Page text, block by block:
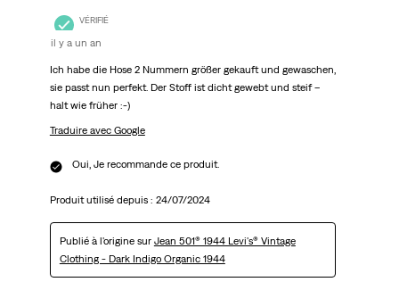
VÉRIFIÉ
il y a un an
Ich habe die Hose 2 Nummern größer gekauft und gewaschen,
sie passt nun perfekt. Der Stoff ist dicht gewebt und steif –
halt wie früher :-)
Traduire avec Google
Oui, Je recommande ce produit.
Produit utilisé depuis : 24/07/2024
Publié à l'origine sur Jean 501® 1944 Levi's® Vintage
Clothing - Dark Indigo Organic 1944